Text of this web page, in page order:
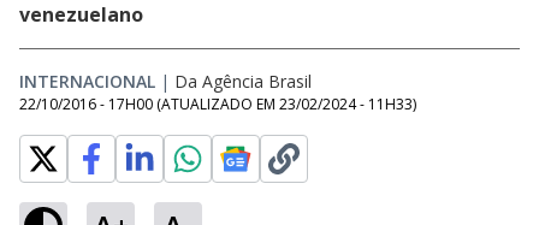
venezuelano
INTERNACIONAL | Da Agência Brasil
22/10/2016 - 17H00 (ATUALIZADO EM 23/02/2024 - 11H33)